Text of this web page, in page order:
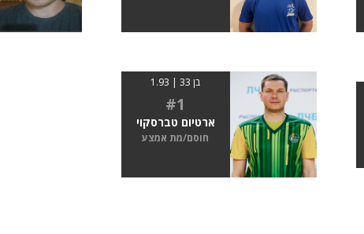
בן 33 | 1.93
#1
ארטיום טברסקוי
חוסם/מת אמצע